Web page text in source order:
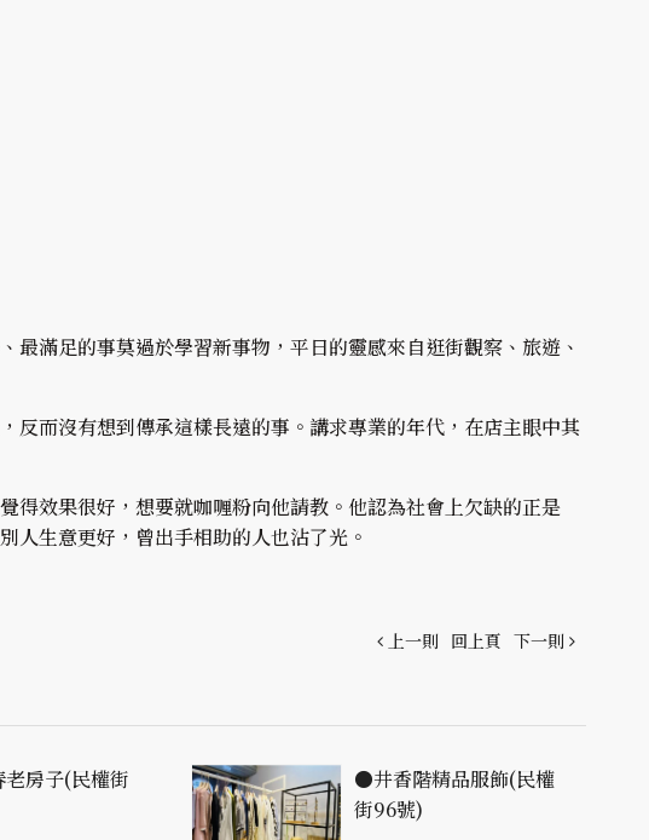
滿足的事莫過於學習新事物，平日的靈感來自逛街觀察、旅遊、
反而沒有想到傳承這樣長遠的事。講求專業的年代，在店主眼中其
得效果很好，想要就咖喱粉向他請教。他認為社會上欠缺的正是
人生意更好，曾出手相助的人也沾了光。
上一則 回上頁 下一則
老房子(民權街
●井香階精品服飾(民權
街96號)